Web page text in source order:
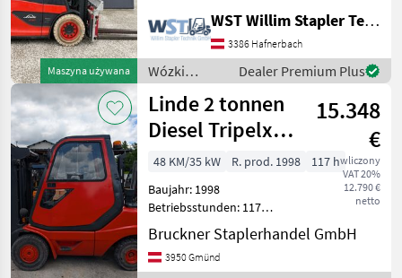
Maszyna używana
3700mm, Gabellänge:
2400mm, Batterie: PzS Bj.
2023 80V , Anbaugeräte:
Seitenschieber, Zinke
WST Willim Stapler Technik GmbH
3386 Hafnerbach
Wózki
widłowe i
technika
magazynowa
/ Linde
Dealer Premium Plus
Linde 2 tonnen
Diesel Tripelx&
Seitenschieber,
Z
15.348
€
wliczony
VAT 20%
12.790 €
netto
48 KM/35 kW R. prod. 1998
117 h
Baujahr: 1998
Betriebsstunden: 117
Hubkraft: 2000 kg Mast:
Tripelx Antrieb: Diesel 2
tonnen Diesel Tripelx & SS,
Bruckner Staplerhandel GmbH
3950 Gmünd